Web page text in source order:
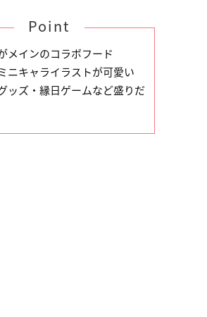
Point
メインのコラボフード
ニキャライラストが可愛い
ッズ・縁日ゲームなど盛りだ